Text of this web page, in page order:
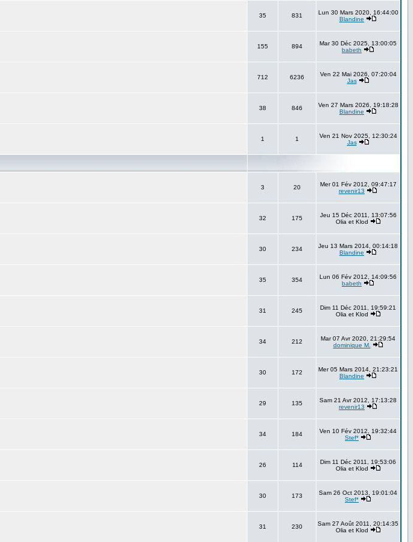
35 831
Lun 30 Mars 2020, 16:44:00
Blandine
155 894
Mar 30 Déc 2025, 13:00:05
babeth
712 6236
Ven 22 Mai 2026, 07:20:04
Jas
38 846
Ven 27 Mars 2026, 19:18:28
Blandine
1 1
Ven 21 Nov 2025, 12:30:24
Jas
3 20
Mer 01 Fév 2012, 09:47:17
revenir13
32 175
Jeu 15 Déc 2011, 13:07:56
Olia et Klod
30 234
Jeu 13 Mars 2014, 00:14:18
Blandine
35 354
Lun 06 Fév 2012, 14:09:56
babeth
31 245
Dim 11 Déc 2011, 19:59:21
Olia et Klod
34 212
Mar 07 Avr 2020, 21:29:54
dominique M.
30 172
Mer 05 Mars 2014, 21:23:21
Blandine
29 135
Sam 21 Avr 2012, 17:13:28
revenir13
34 184
Ven 10 Fév 2012, 19:32:44
Stef*
26 114
Dim 11 Déc 2011, 19:53:06
Olia et Klod
30 173
Sam 26 Oct 2013, 19:01:04
Stef*
31 230
Sam 27 Août 2011, 20:14:35
Olia et Klod